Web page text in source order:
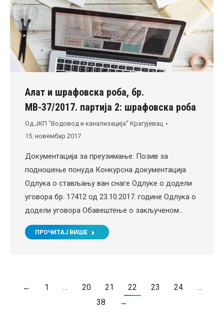
Алат и шрафовска роба, бр.
МВ-37/2017. партија 2: шрафовска роба
Од ЈКП "Водовод и канализација" Крагујевац
15. новембар 2017.
Документација за преузимање: Позив за
подношење понуда Конкурсна документација
Одлука о стављању ван снаге Одлуке о додели
уговора бр. 17412 од 23.10.2017. године Одлука о
додели уговора Обавештење о закљученом…
ПРОЧИТАЈ ВИШЕ
← 1 … 20 21 22 23 24
…
38
→